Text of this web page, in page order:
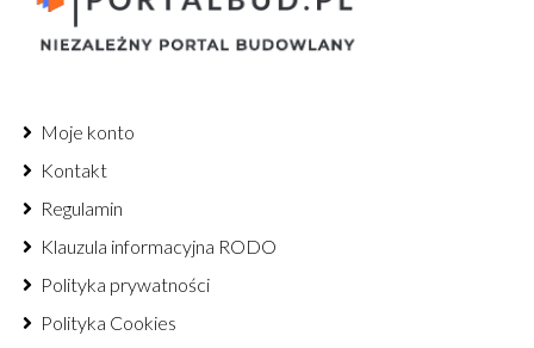
Moje konto
Kontakt
Regulamin
Klauzula informacyjna RODO
Polityka prywatności
Polityka Cookies